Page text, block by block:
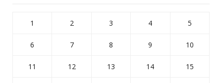
1 2 3 4 5
6 7 8 9 10
11 12 13 14 15